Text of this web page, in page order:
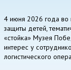
4 июня 2026 года во
защиты детей,
«стойка» Музея
интерес у
логистического